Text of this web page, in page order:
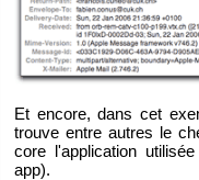
Et en­core, dans cet
trouve entre autres le
core l'ap­pli­ca­tion
app).